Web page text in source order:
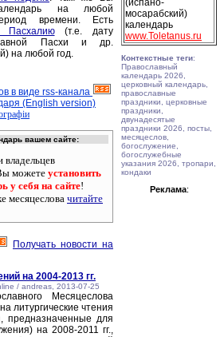
на любой
времени. Есть
Пасхалию(т.е. дату
Пасхи и др.
на любой год.
в виде rss-канала
(English version)
вашем сайте:
можете установить
у себя на сайте!
месяцеслова читайте
Получать новости на
на 2004-2013 гг.
/ andreas, 2013-07-25
Месяцеслова
литургические чтения
предназначенные для
на 2008-2011 гг.,
(испано-
мосарабский)
календарь
www.Toletanus.ru
Контекстные теги:
Православный
календарь 2026,
церковный календарь,
православные
праздники, церковные
праздники,
двунадесятые
праздники 2026, посты,
месяцеслов,
богослужение,
богослужебные
указания 2026, тропари,
кондаки
Реклама: